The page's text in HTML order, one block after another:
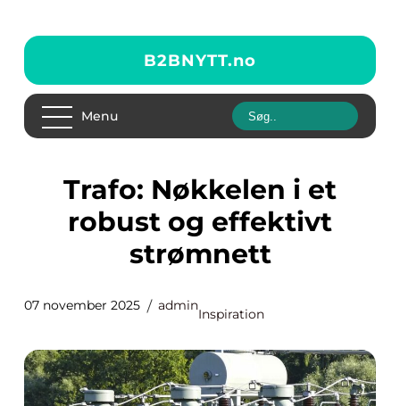
B2BNYTT.no
Menu
Trafo: Nøkkelen i et
robust og effektivt
strømnett
07 november 2025 admin
Inspiration